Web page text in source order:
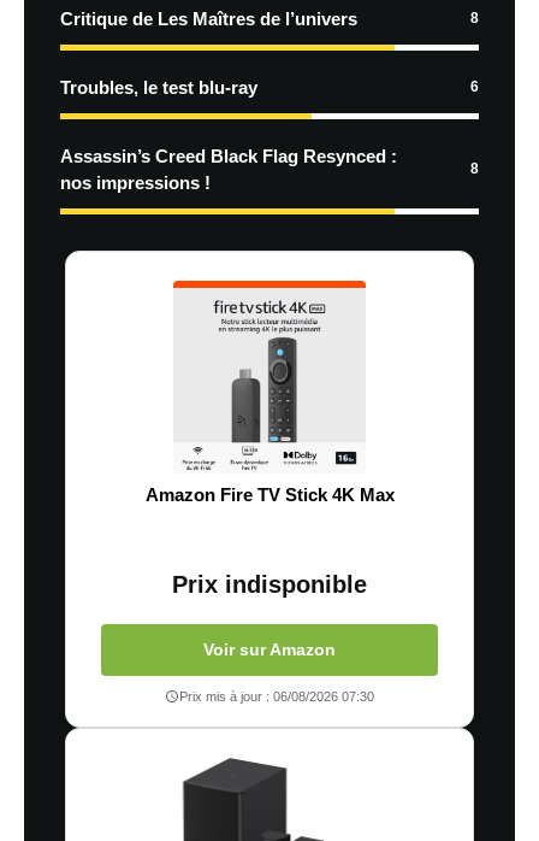
Critique de Les Maîtres de l’univers 8
Troubles, le test blu-ray 6
Assassin’s Creed Black Flag Resynced :
nos impressions !
8
Amazon Fire TV Stick 4K Max
Prix indisponible
Voir sur Amazon
Prix mis à jour : 06/08/2026 07:30